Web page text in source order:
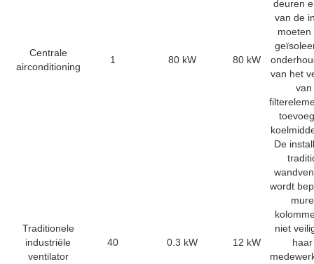
Centrale
airconditioning
1 80 kW 80 kW
deuren
van de
moeten
van het
van
Traditionele
industriële
ventilator
40 0.3 kW 12 kW
De
wordt
niet